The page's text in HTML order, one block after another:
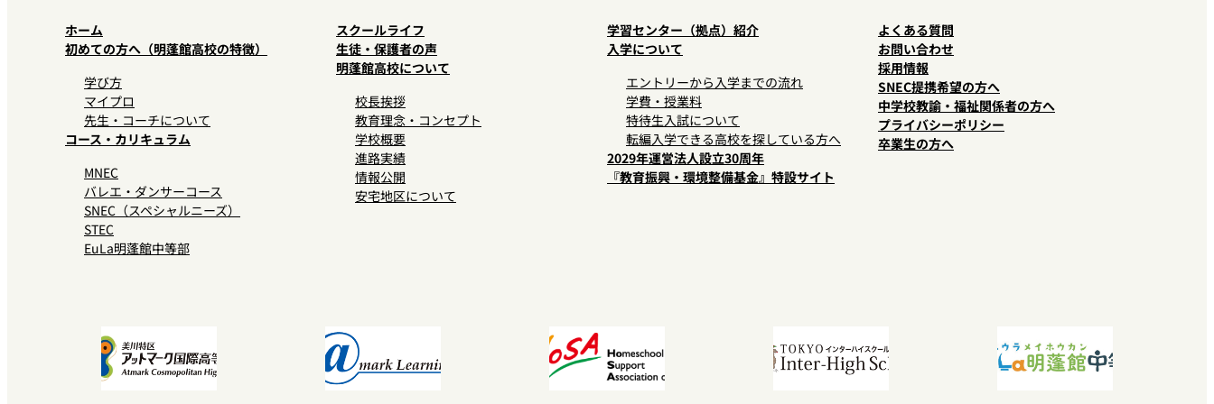
ホーム
初めての方へ（明蓬館高校の特徴）
学び方
マイプロ
先生・コーチについて
コース・カリキュラム
MNEC
バレエ・ダンサーコース
SNEC（スペシャルニーズ）
STEC
EuLa明蓬館中等部
スクールライフ
生徒・保護者の声
明蓬館高校について
校長挨拶
教育理念・コンセプト
学校概要
進路実績
情報公開
安宅地区について
学習センター（拠点）紹介
入学について
エントリーから入学までの流れ
学費・授業料
特待生入試について
転編入学できる高校を探している方へ
2029年運営法人設立30周年
『教育振興・環境整備基金』特設サイト
よくある質問
お問い合わせ
採用情報
SNEC提携希望の方へ
中学校教諭・福祉関係者の方へ
プライバシーポリシー
卒業生の方へ